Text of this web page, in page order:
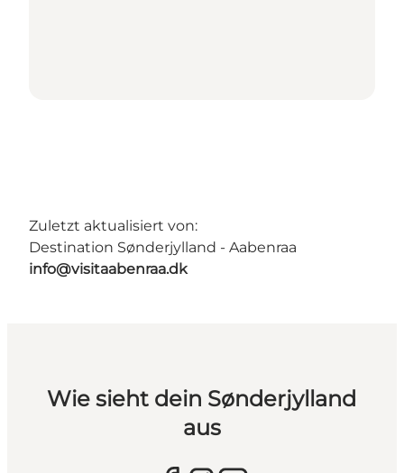
Zuletzt aktualisiert von:
Destination Sønderjylland - Aabenraa
info@visitaabenraa.dk
Wie sieht dein Sønderjylland
aus